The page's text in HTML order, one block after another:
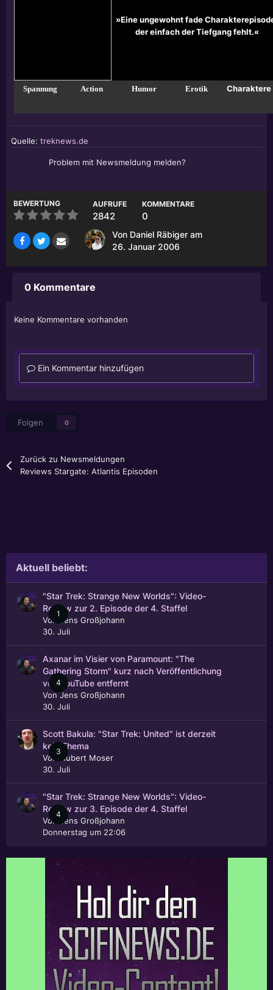
»Eine ungewohnt fade
der einfach der Tiefgang fehlt.«
Spannung Action Humor Erotik Charaktere
Quelle: treknews.de
Problem mit Newsmeldung melden?
BEWERTUNG AUFRUFE
2842
KOMMENTARE
0
Von Daniel Räbiger am
26. Januar 2006
0 Kommentare
Keine Kommentare vorhanden
Ein Kommentar hinzufügen
Folgen 0
Zurück zu Newsmeldungen
Reviews Stargate: Atlantis Episoden
Aktuell beliebt:
1
"Star Trek: Strange New Worlds": Video-
Review zur 2. Episode der 4. Staffel
Von
Jens Großjohann
30. Juli
4
Axanar im Visier von Paramount: "The
Gathering Storm" kurz nach Veröffentlichung
von YouTube entfernt
VonJens Großjohann
30. Juli
3
Scott Bakula: "Star Trek: United" ist derzeit
kein Thema
Von
Hubert Moser
30. Juli
4
"Star Trek: Strange New Worlds": Video-
Review zur 3. Episode der 4. Staffel
Von
Jens Großjohann
Donnerstag um 22:06